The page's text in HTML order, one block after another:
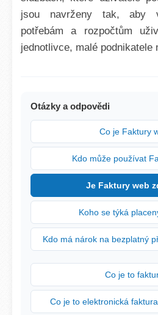
jsou navrženy tak, aby
potřebám a rozpočtům
jednotlivce, malé podnikatele
Otázky a odpovědi
Co je Faktury
Kdo může používat
Je Faktury web
Koho se týká
Kdo má nárok na bezplatný
Co je to
Co je to elektronická